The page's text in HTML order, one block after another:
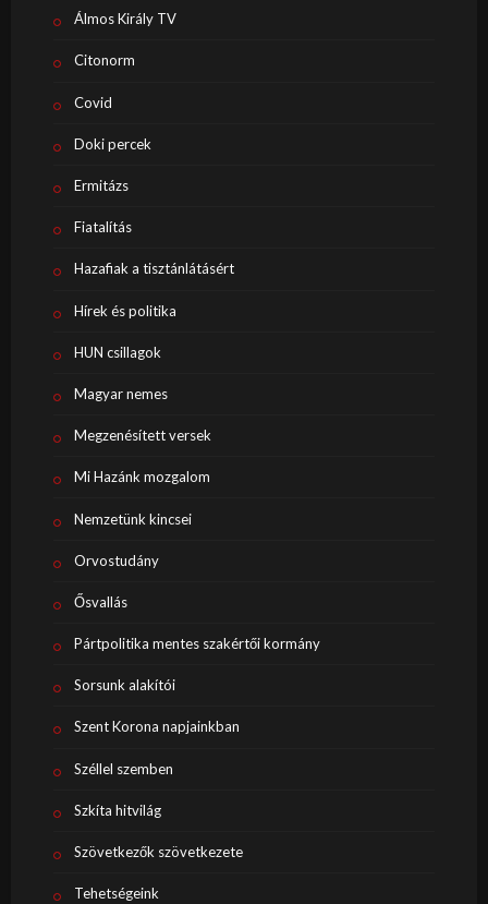
Álmos Király TV
Citonorm
Covid
Doki percek
Ermitázs
Fiatalítás
Hazafiak a tisztánlátásért
Hírek és politika
HUN csillagok
Magyar nemes
Megzenésített versek
Mi Hazánk mozgalom
Nemzetünk kincsei
Orvostudány
Ősvallás
Pártpolitika mentes szakértői kormány
Sorsunk alakítói
Szent Korona napjainkban
Széllel szemben
Szkíta hitvilág
Szövetkezők szövetkezete
Tehetségeink